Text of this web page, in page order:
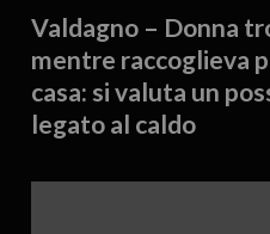
Valdagno – Donna
mentre raccoglieva
casa: si valuta un
legato al caldo